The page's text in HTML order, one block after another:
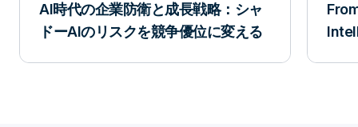
AI時代の企業防衛と成長戦略：シャ
ドーAIのリスクを競争優位に変える